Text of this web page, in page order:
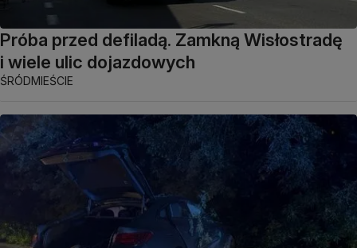
Próba przed defiladą. Zamkną Wisłostradę
i wiele ulic dojazdowych
ŚRÓDMIEŚCIE